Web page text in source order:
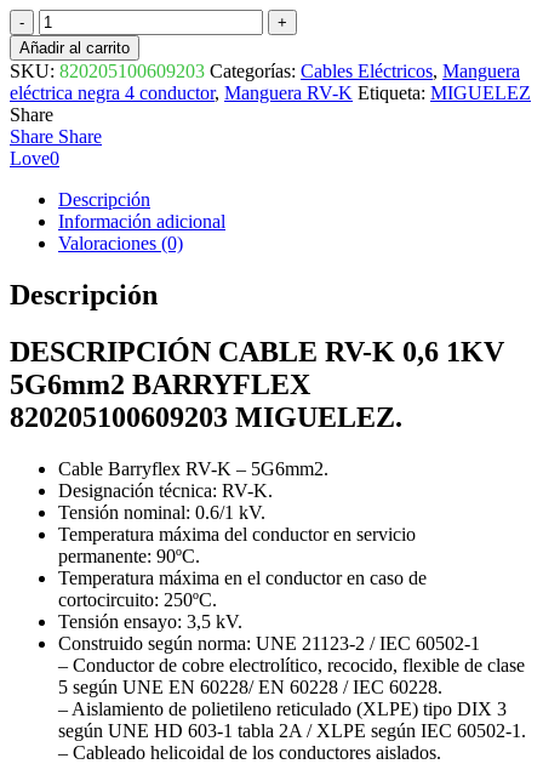
CABLE
RV-
K
0,6
1KV
5G6mm2
BARRYFLEX
820205100609203
MIGUELEZ
cantidad
Añadir al carrito
SKU: 820205100609203 Categorías: Cables Eléctricos, Manguera
eléctrica negra 4 conductor, Manguera RV-K Etiqueta: MIGUELEZ
Share
Share Share
Love0
Descripción
Información adicional
Valoraciones (0)
Descripción
DESCRIPCIÓN CABLE RV-K 0,6 1KV
5G6mm2 BARRYFLEX
820205100609203 MIGUELEZ.
Cable Barryflex RV-K – 5G6mm2.
Designación técnica: RV-K.
Tensión nominal: 0.6/1 kV.
Temperatura máxima del conductor en servicio
permanente: 90ºC.
Temperatura máxima en el conductor en caso de
cortocircuito: 250ºC.
Tensión ensayo: 3,5 kV.
Construido según norma: UNE 21123-2 / IEC 60502-1
– Conductor de cobre electrolítico, recocido, flexible de clase
5 según UNE EN 60228/ EN 60228 / IEC 60228.
– Aislamiento de polietileno reticulado (XLPE) tipo DIX 3
según UNE HD 603-1 tabla 2A / XLPE según IEC 60502-1.
– Cableado helicoidal de los conductores aislados.